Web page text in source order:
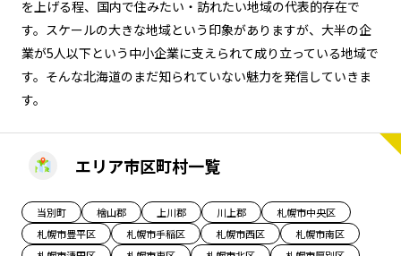
京都エリア
大阪市エリア
北摂エリア
堺・泉州エリア
河内エリア
兵庫エリア
奈良エリア
鳥取エリア
島根エリア
岡山エリア
広島エリア
香川エリア
愛媛エリア
高知エリア
福岡エリア
を上げる程、国内で住みたい・訪れたい地域の代表的存在で
す。スケールの大きな地域という印象がありますが、大半の企
業が5人以下という中小企業に支えられて成り立っている地域で
す。そんな北海道のまだ知られていない魅力を発信していきま
す。
エリア市区町村一覧
当別町 檜山郡 上川郡 川上郡
札幌市中央区
札幌市豊平区
札幌市手稲区 札幌市西区
札幌市南区